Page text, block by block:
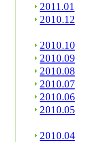
2011.01
2010.12
2010.10
2010.09
2010.08
2010.07
2010.06
2010.05
2010.04